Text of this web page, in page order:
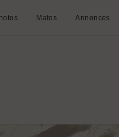
Matos Annonces